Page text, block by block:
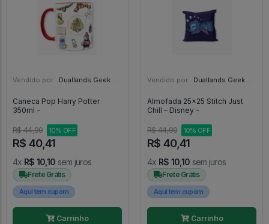
Vendido por: Duallands Geek Store - RS
Caneca Pop Harry Potter
350ml -
R$ 44,90 10% OFF
R$ 40,41
4x R$ 10,10 sem juros
Frete Grátis
Aqui tem cupom
Carrinho
Vendido por: Duallands Geek Store - RS
Almofada 25x25 Stitch Just
Chill – Disney -
R$ 44,90 10% OFF
R$ 40,41
4x R$ 10,10 sem juros
Frete Grátis
Aqui tem cupom
Carrinho